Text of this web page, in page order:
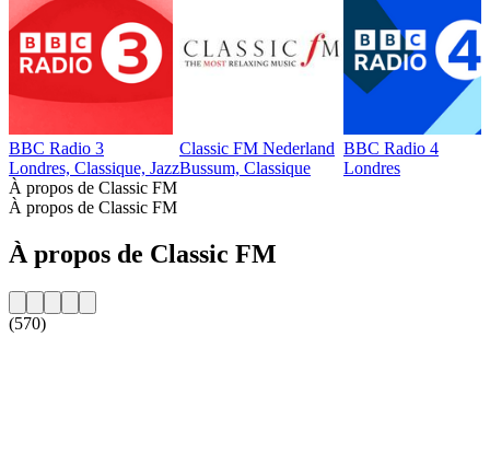
BBC Radio 3
Londres, Classique, Jazz
Classic FM Nederland
Bussum, Classique
BBC Radio 4
Londres
À propos de Classic FM
À propos de Classic FM
À propos de Classic FM
(570)